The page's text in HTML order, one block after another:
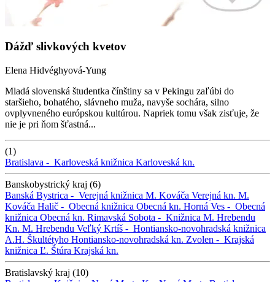
Dážď slivkových kvetov
Elena Hidvéghyová-Yung
Mladá slovenská študentka čínštiny sa v Pekingu zaľúbi do
staršieho, bohatého, slávneho muža, navyše sochára, silno
ovplyvneného európskou kultúrou. Napriek tomu však zisťuje, že
nie je pri ňom šťastná...
(1)
Bratislava - Karloveská knižnica Karloveská kn.
Banskobystrický kraj (6)
Banská Bystrica - Verejná knižnica M. Kováča Verejná kn. M.
Kováča Halič - Obecná knižnica Obecná kn. Horná Ves - Obecná
knižnica Obecná kn. Rimavská Sobota - Knižnica M. Hrebendu
Kn. M. Hrebendu Veľký Krtíš - Hontiansko-novohradská knižnica
A.H. Škultétyho Hontiansko-novohradská kn. Zvolen - Krajská
knižnica Ľ. Štúra Krajská kn.
Bratislavský kraj (10)